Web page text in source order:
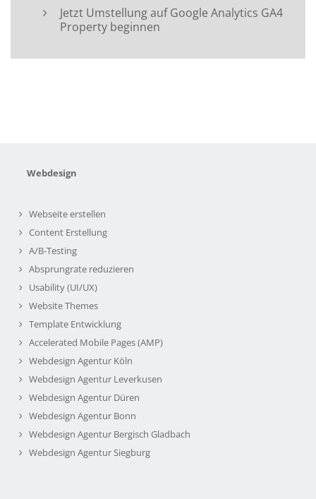
Jetzt Umstellung auf Google Analytics GA4
Property beginnen
Webdesign
Webseite erstellen
Content Erstellung
A/B-Testing
Absprungrate reduzieren
Usability (UI/UX)
Website Themes
Template Entwicklung
Accelerated Mobile Pages (AMP)
Webdesign Agentur Köln
Webdesign Agentur Leverkusen
Webdesign Agentur Düren
Webdesign Agentur Bonn
Webdesign Agentur Bergisch Gladbach
Webdesign Agentur Siegburg